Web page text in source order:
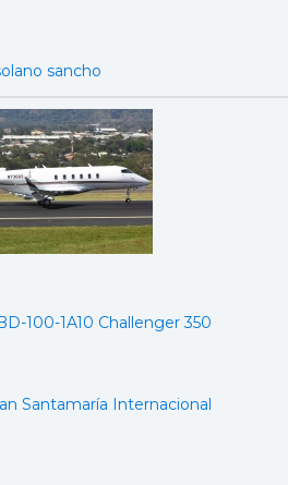
sancho
100-1A10 Challenger 350
Santamaría Internacional